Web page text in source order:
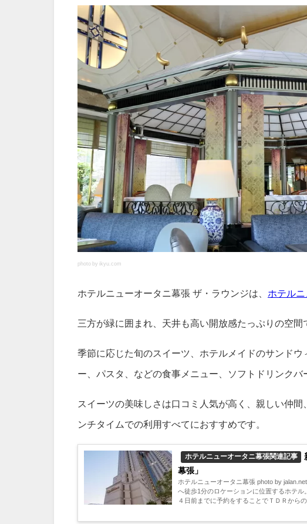
photo by ikyu.com
ホテルニューオータニ幕張 ザ・ラウンジは、 ホテル
三方が緑に囲まれ、天井も高い開放感たっぷりの空間
季節に応じた旬のスイーツ、ホテルメイドのサンド
ー、パスタ、などの食事メニュー、ソフトドリンクバ
スイーツの美味しさは口コミ人気が高く、親しい仲
ンチタイムでの利用すべてにおすすめです。
ホテルニューオータニ幕張関連記事
幕張」
ホテルニューオータニ幕張 photo by
へ徒歩1分のロケーションに位置するホテル
４日前までに予約をすることでＴＤＲから